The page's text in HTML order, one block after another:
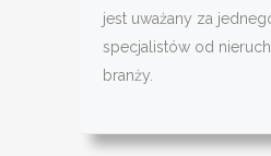
jest uważany za
specjalistów od
branży.